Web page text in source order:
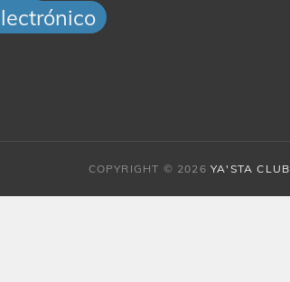
COPYRIGHT © 2026YA'STA CLUB